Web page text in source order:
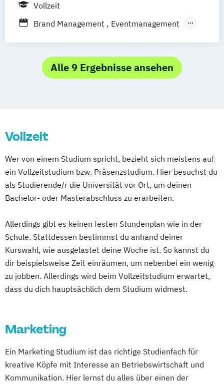
Vollzeit
Brand Management
Eventmanagement
Medien- und Kommuni­kations­management
Strategisches Marketing
Alle 9 Ergebnisse ansehen
Vollzeit
Wer von einem Studium spricht, bezieht sich meistens auf
ein Vollzeitstudium bzw. Präsenzstudium. Hier besuchst du
als Studierende/r die Universität vor Ort, um deinen
Bachelor- oder Masterabschluss zu erarbeiten.
Allerdings gibt es keinen festen Stundenplan wie in der
Schule. Stattdessen bestimmst du anhand deiner
Kurswahl, wie ausgelastet deine Woche ist. So kannst du
dir beispielsweise Zeit einräumen, um nebenbei ein wenig
zu jobben. Allerdings wird beim Vollzeitstudium erwartet,
dass du dich hauptsächlich dem Studium widmest.
Marketing
Ein Marketing Studium ist das richtige Studienfach für
kreative Köpfe mit Interesse an Betriebswirtschaft und
Kommunikation. Hier lernst du alles über einen der